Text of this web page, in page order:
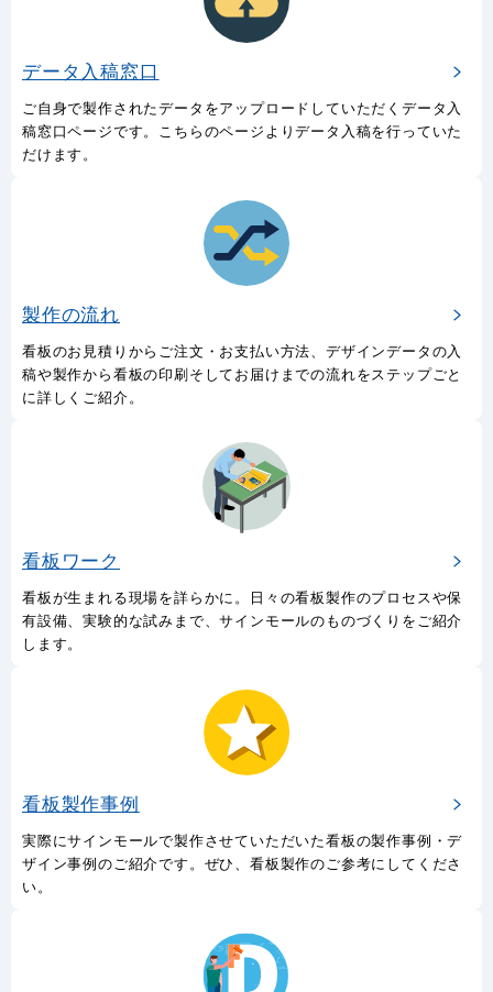
データ入稿窓口
ご自身で製作されたデータをアップロードしていただくデータ入
稿窓口ページです。こちらのページよりデータ入稿を行っていた
だけます。
製作の流れ
看板のお見積りからご注文・お支払い方法、デザインデータの入
稿や製作から看板の印刷そしてお届けまでの流れをステップごと
に詳しくご紹介。
看板ワーク
看板が生まれる現場を詳らかに。日々の看板製作のプロセスや保
有設備、実験的な試みまで、サインモールのものづくりをご紹介
します。
看板製作事例
実際にサインモールで製作させていただいた看板の製作事例・デ
ザイン事例のご紹介です。ぜひ、看板製作のご参考にしてくださ
い。